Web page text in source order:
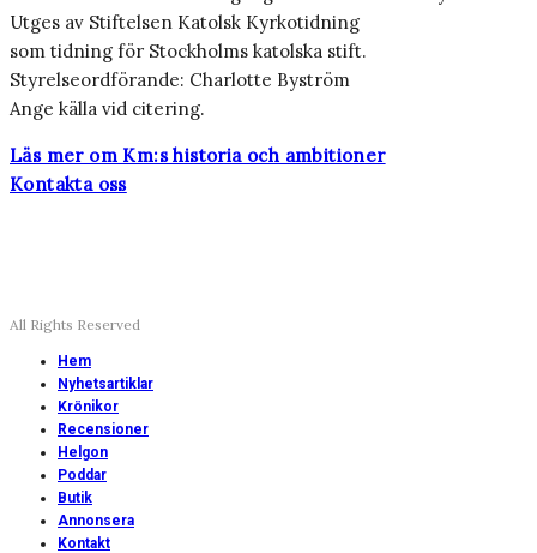
Utges av Stiftelsen Katolsk Kyrkotidning
som tidning för Stockholms katolska stift.
Styrelseordförande: Charlotte Byström
Ange källa vid citering.
Läs mer om Km:s historia och ambitioner
Kontakta oss
All Rights Reserved
Hem
Nyhetsartiklar
Krönikor
Recensioner
Helgon
Poddar
Butik
Annonsera
Kontakt